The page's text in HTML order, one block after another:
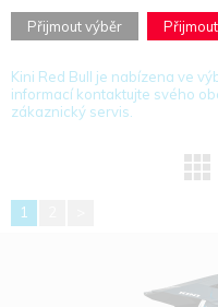
Přijmout výběr
hrdě podporujeme KINI Red
začínáme novou působivou
Kini Red Bull je nabízena ve
informací kontaktujte svého
zákaznický servis.
1